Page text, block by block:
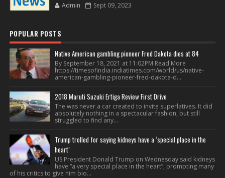
Admin Sept 09, 2023
POPULAR POSTS
Native American gambling pioneer Fred Dakota dies at 84
By September 18, 2021 at 11:02PM Read More
https://timesofindia.indiatimes.com/world/us/native-
american-gambling-pioneer-fred-dakota-d...
2018 Maruti Suzuki Ertiga Review First Drive
The was never a car created to invite superlatives. It did
absolutely nothing in a spectacular fashion, but still
struggled to find any...
Trump trolled for saying kidneys have a ‘special place in the
heart’
US President Donald Trump on Wednesday said kidneys
have “a very special place in the heart”, prompting many
of his critics to give him bio...